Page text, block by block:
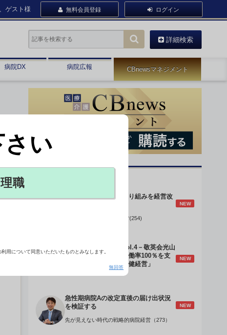
ゲスト様 無料会員登録 ログイン
詳細検索
病院DX 病院広報 CBnewsマネジメント
身体的拘束最小化の取り組みを経営改
NEW
データで読み解く病院経営(254)
介護経営のデザインVol.4－敬英会光山
誠理事長 「驚異の稼働率100％を支
える『顧客目線』の老健経営」
NEW
急性期病院Aの改定直後の届け出状況
を検証する
NEW
先が見えない時代の戦略的病院経営（273）
い
職
用について同意いただいたものとみなします。
無回答